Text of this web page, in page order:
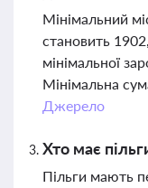
Мінімальний
становить
мінімальної
Мінімальна
Джерело
Хто має
Пільги мають